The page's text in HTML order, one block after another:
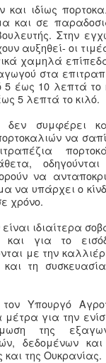
και ιδίως
και σε
Στην
αυξηθεί- οι
χαμηλά
στα
έως 10 λεπτά το
5 λεπτά το κιλό.
δεν συμφέρει
να
να
να υπάρχει ο
χρόνο.
ιδιαίτερα
και για το
με την
τη
Υπουργό
για την
της
δεδομένων
της Ουκρανίας.